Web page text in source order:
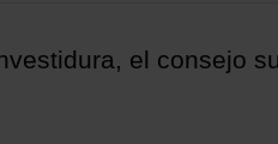
el consejo